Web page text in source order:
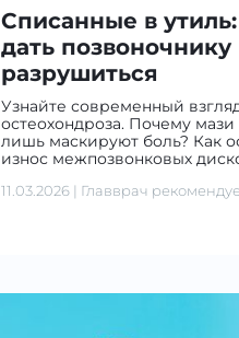
Списанные в
дать позвоночнику
разрушиться
Узнайте современный
остеохондроза. Почему мази
лишь маскируют боль? Как
износ межпозвонковых
11.03.2026 | Главврач